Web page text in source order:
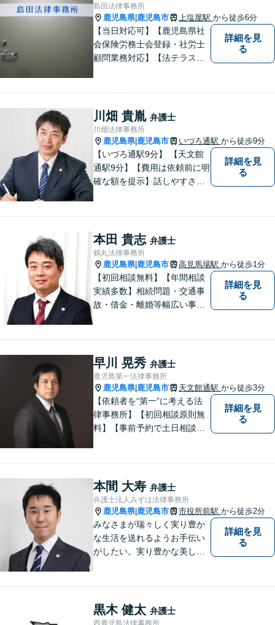
島田法律事務所
鹿児島県| 鹿児島市 上塩屋駅 から徒歩6分
【当日対応可】【鹿児島県社
会保険労務士会登録・社労士
顧問業務対応】【法テラス対
詳細を見
る
川畑 貴胤 弁護士
川畑法律事務所
鹿児島県| 鹿児島市 いづろ通駅 から徒歩9分
【いづろ通駅9分】 【天文館
通駅9分】【費用は依頼前に明
確な額を提示】話しやすさを
で、お悩みの解決に向けて丁
寧にアドバイスしていきま
す。
詳細を見
る
本田 貴志 弁護士
鶴丸法律事務所
鹿児島県| 鹿児島市 高見馬場駅 から徒歩1分
【初回相談無料】【年間相談
実績多数】相続問題・交通事
故・借金・離婚等幅広い事件
す。困ったらすぐにご相談く
ださい。
詳細を見
る
早川 晃秀 弁護士
鹿児島第一法律事務所
鹿児島県| 鹿児島市 天文館通駅 から徒歩3分
【依頼者を“第一”に考える法
律事務所】【初回相談原則無
料】【事前予約で土日相談
て、確かな経験にもとづき、
幅広い分野の法的トラブルへ
の対応が可能です。
詳細を見
る
本間 大寿 弁護士
弁護士法人みずほ法律事務所
鹿児島県| 鹿児島市 市役所前駅 から徒歩2分
みなさまが瑞々しく実り豊か
な生活を送れるようお手伝い
がしたい。実り豊かな美しい
なさまと一緒に成長させてい
ただきたい。それが私たち，
詳細を見
る
黒木 健太 弁護士
西鹿児島法律事務所